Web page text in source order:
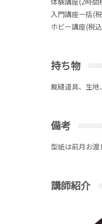
入門講座一括(
ホビー講座(税
持ち物
裁縫道具、生
備考
型紙は前月お渡
講師紹介